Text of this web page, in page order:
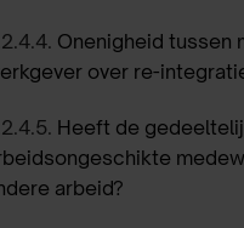
Onenigheid tussen
over re-
Heeft de
arbeid?